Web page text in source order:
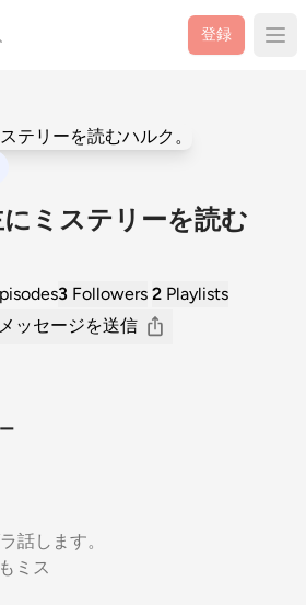
登録
ミステリーを読む
3 Followers 2 Playlists
メッセージを送信
話します。
ミス